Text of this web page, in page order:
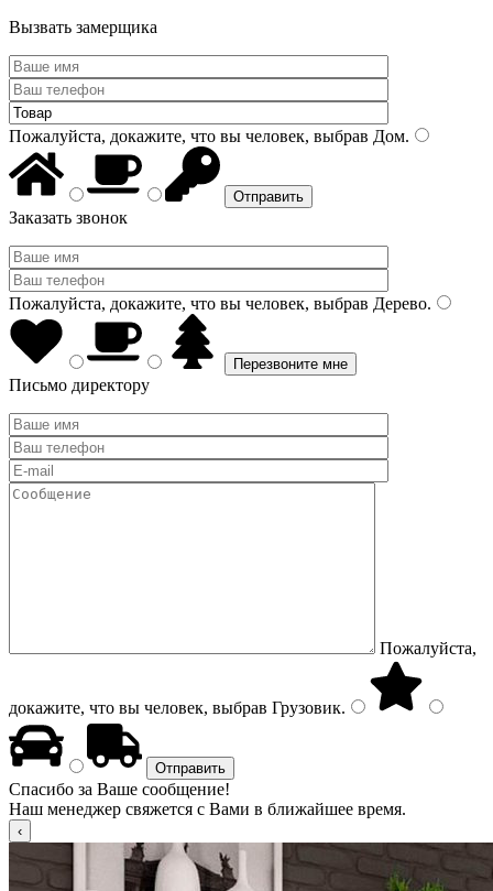
Вызвать замерщика
Пожалуйста, докажите, что вы человек, выбрав Дом.
Заказать звонок
Пожалуйста, докажите, что вы человек, выбрав Дерево.
Письмо директору
Пожалуйста,
докажите, что вы человек, выбрав Грузовик.
Спасибо за Ваше сообщение!
Наш менеджер свяжется с Вами в ближайшее время.